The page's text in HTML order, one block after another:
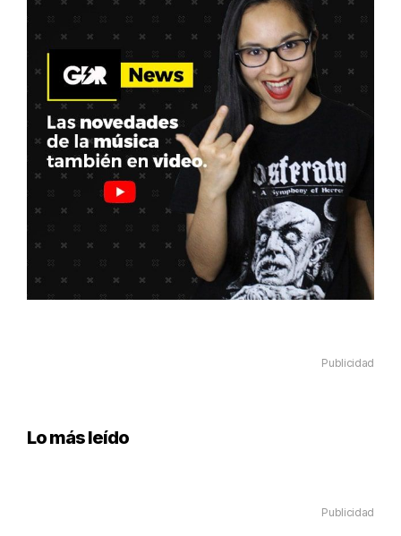
Publicidad
Lo más leído
Publicidad